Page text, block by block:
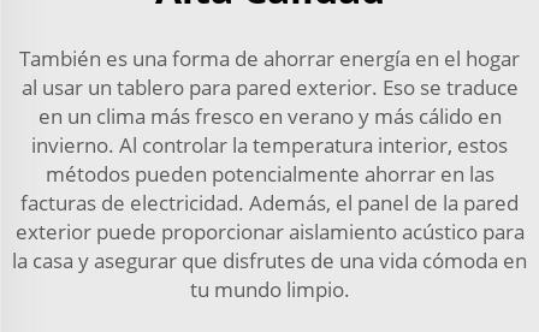
También es una forma de ahorrar energía en el hogar
al usar un tablero para pared exterior. Eso se traduce
en un clima más fresco en verano y más cálido en
invierno. Al controlar la temperatura interior, estos
métodos pueden potencialmente ahorrar en las
facturas de electricidad. Además, el panel de la pared
exterior puede proporcionar aislamiento acústico para
la casa y asegurar que disfrutes de una vida cómoda en
tu mundo limpio.